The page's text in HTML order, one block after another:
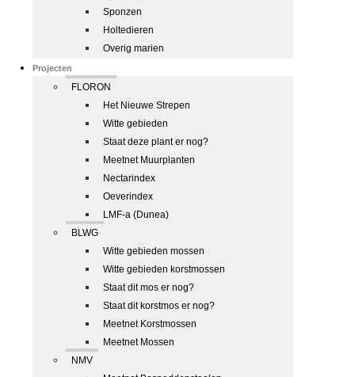
Sponzen
Holtedieren
Overig marien
Projecten
FLORON
Het Nieuwe Strepen
Witte gebieden
Staat deze plant er nog?
Meetnet Muurplanten
Nectarindex
Oeverindex
LMF-a (Dunea)
BLWG
Witte gebieden mossen
Witte gebieden korstmossen
Staat dit mos er nog?
Staat dit korstmos er nog?
Meetnet Korstmossen
Meetnet Mossen
NMV